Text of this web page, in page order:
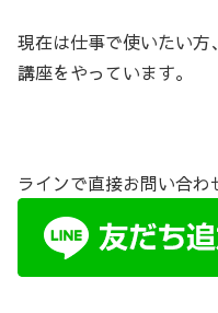
現在は仕事で使いたい
講座をやっています。
ラインで直接お問い合わ